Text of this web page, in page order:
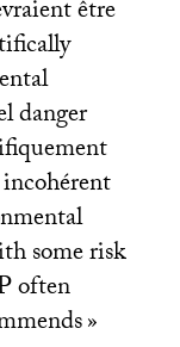
être
danger
some risk
often
»